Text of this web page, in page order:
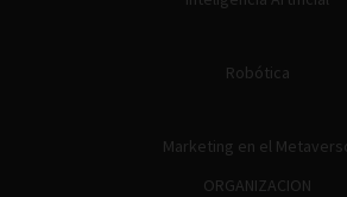
Robótica
Marketing en el
ORGANIZACION